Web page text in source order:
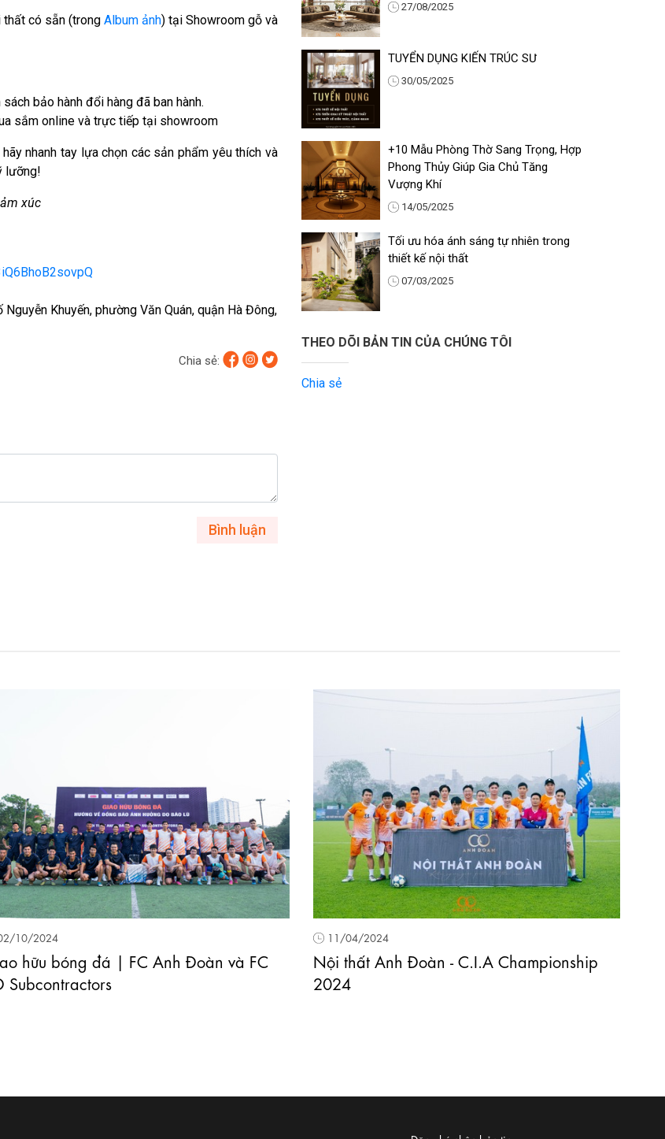
thất có sẵn (trong Album ảnh) tại Showroom gỗ và
bảo hành đổi hàng đã ban hành.
sắm online và trực tiếp tại showroom
nhanh tay lựa chọn các sản phẩm yêu thích và
lưỡng!
xúc
Khuyến, phường Văn Quán, quận Hà Đông,
Chia sẻ:
Bình luận
27/08/2025
TUYỂN DỤNG KIẾN TRÚC SƯ
30/05/2025
+10 Mẫu Phòng Thờ Sang Trọng, Hợp
Phong Thủy Giúp Gia Chủ Tăng
Vượng Khí
14/05/2025
Tối ưu hóa ánh sáng tự nhiên trong
thiết kế nội thất
07/03/2025
THEO DÕI BẢN TIN CỦA CHÚNG TÔI
Chia sẻ
10/2024
hữu bóng đá | FC Anh Đoàn và FC
Subcontractors
11/04/2024
Nội thất Anh Đoàn - C.I.A Championship
2024